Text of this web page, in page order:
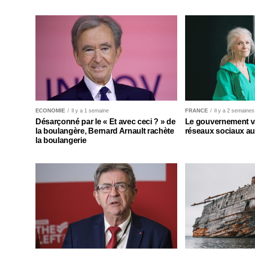
ECONOMIE Il y a 1 semaine
Désarçonné par le « Et avec ceci ? » de
la boulangère, Bernard Arnault rachète
la boulangerie
FRANCE Il y a 2 semaines
Le gouvernement
réseaux sociaux